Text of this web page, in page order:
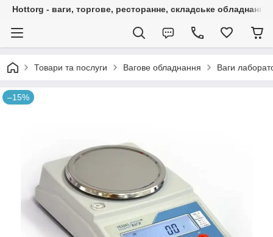
Hottorg - ваги, торгове, ресторанне, складське обладнання
Товари та послуги Вагове обладнання Ваги
–15%